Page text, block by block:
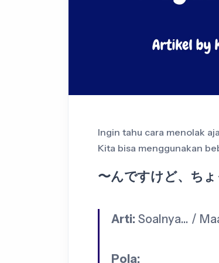
Ingin tahu cara menolak
Kita bisa menggunakan
〜んですけど、ち
Arti: Soalnya… /
Pola: